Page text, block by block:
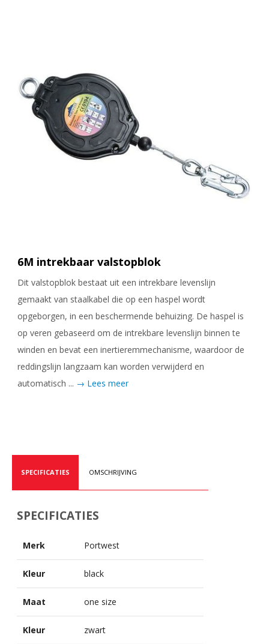
6M intrekbaar valstopblok
Dit valstopblok bestaat uit een intrekbare levenslijn
gemaakt van staalkabel die op een haspel wordt
opgeborgen, in een beschermende behuizing. De haspel is
op veren gebaseerd om de intrekbare levenslijn binnen te
winden en bevat een inertieremmechanisme, waardoor de
reddingslijn langzaam kan worden verwijderd en
automatisch ... → Lees meer
SPECIFICATIES OMSCHRIJVING
SPECIFICATIES
Merk Portwest
Kleur black
Maat one size
Kleur zwart